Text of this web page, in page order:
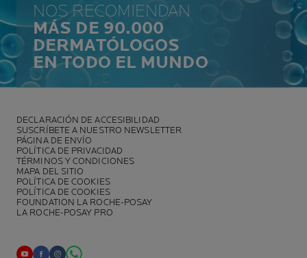
NOS RECOMIENDAN
MÁS DE 90.000
DERMATÓLOGOS
EN TODO EL MUNDO
DECLARACIÓN DE ACCESIBILIDAD
SUSCRÍBETE A NUESTRO NEWSLETTER
PÁGINA DE ENVÍO
POLÍTICA DE PRIVACIDAD
TÉRMINOS Y CONDICIONES
MAPA DEL SITIO
POLÍTICA DE COOKIES
POLÍTICA DE COOKIES
FOUNDATION LA ROCHE-POSAY
LA ROCHE-POSAY PRO